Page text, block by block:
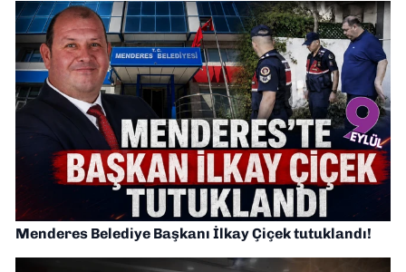
Menderes Belediye Başkanı İlkay Çiçek tutuklandı!